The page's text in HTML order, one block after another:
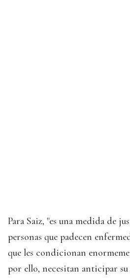
Para Saiz, "es una medida de
personas que padecen
que les condicionan
por ello, necesitan anticipar